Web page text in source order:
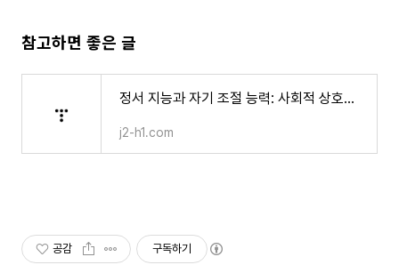
참고하면 좋은 글
정서 지능과 자기 조절 능력: 사회적 상호작용과 학업 성취
j2-h1.com
공감 구독하기